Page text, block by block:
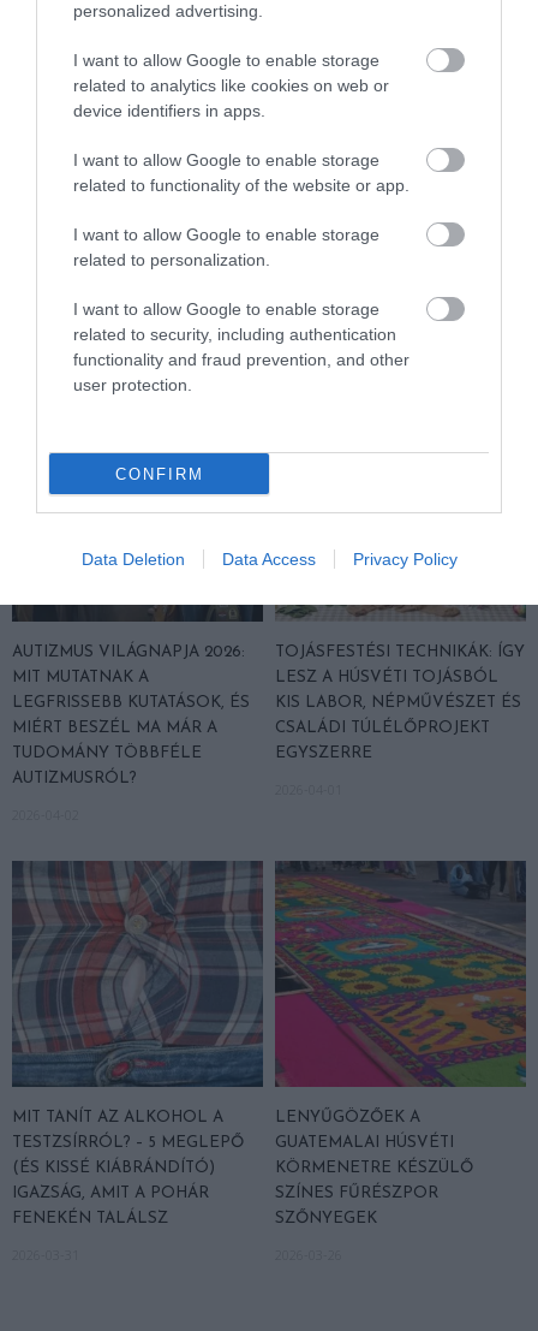
personalized advertising.
I want to allow Google to enable storage
related to analytics like cookies on web or
device identifiers in apps.
I want to allow Google to enable storage
related to functionality of the website or app.
I want to allow Google to enable storage
related to personalization.
I want to allow Google to enable storage
related to security, including authentication
functionality and fraud prevention, and other
user protection.
CONFIRM
Data Deletion Data Access Privacy Policy
VARÁZSGOMBÁK A
PSZILOCIBIN NÉPSZERŰBB,
MINT VALAHA, DE A
PRÓBÁL FELZÁRKÓZNI
AZ ÁLOMKÓR ÉVEKIG
EMBERI SZERVEZETBEN: 40
AUTIZMUS VILÁGNAPJA 2026:
MIT MUTATNAK A
LEGFRISSEBB KUTATÁSOK, ÉS
MIÉRT BESZÉL MA MÁR A
TUDOMÁNY TÖBBFÉLE
AUTIZMUSRÓL?
TOJÁSFESTÉSI TECHNIKÁK: ÍGY
LESZ A HÚSVÉTI TOJÁSBÓL
KIS LABOR, NÉPMŰVÉSZET ÉS
CSALÁDI TÚLÉLŐPROJEKT
EGYSZERRE
MIT TANÍT AZ ALKOHOL A
TESTZSÍRRÓL? – 5 MEGLEPŐ
(ÉS KISSÉ KIÁBRÁNDÍTÓ)
IGAZSÁG, AMIT A POHÁR
FENEKÉN TALÁLSZ
LENYŰGÖZŐEK A
GUATEMALAI HÚSVÉTI
KÖRMENETRE KÉSZÜLŐ
SZÍNES FŰRÉSZPOR
SZŐNYEGEK